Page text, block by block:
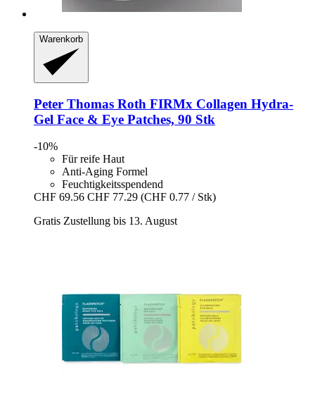
Warenkorb
Peter Thomas Roth FIRMx Collagen Hydra-​
Gel Face & Eye Patches, 90 Stk
-10%
Für reife Haut
Anti-Aging Formel
Feuchtigkeitsspendend
CHF 69.56 CHF 77.29 (CHF 0.77 / Stk)
Gratis Zustellung bis 13. August